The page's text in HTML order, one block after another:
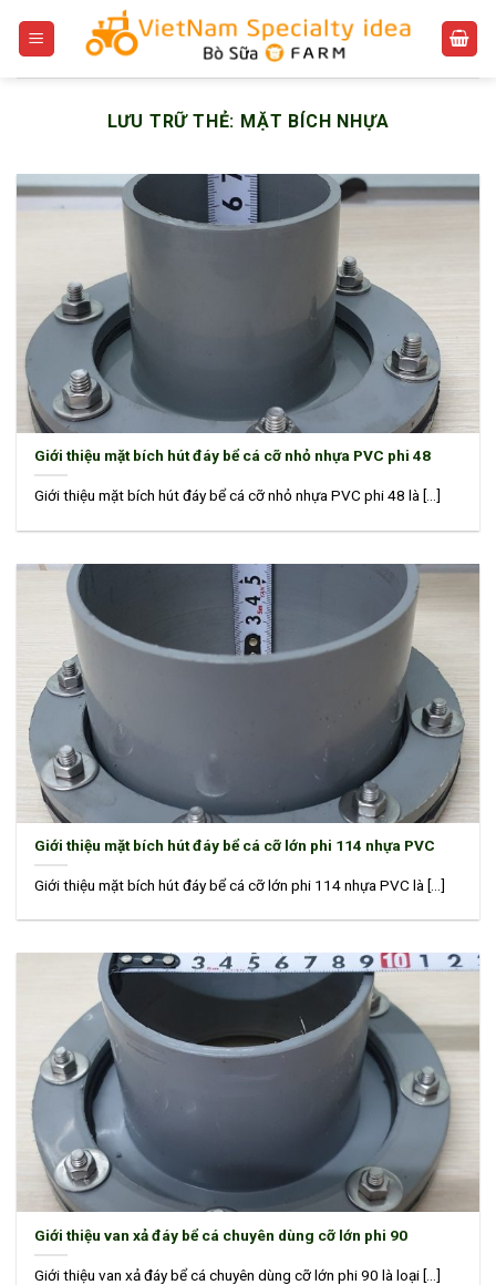
LƯU TRỮ THẺ: MẶT BÍCH NHỰA
Giới thiệu mặt bích hút đáy bể cá cỡ nhỏ nhựa PVC phi 48
Giới thiệu mặt bích hút đáy bể cá cỡ nhỏ nhựa PVC phi 48 là [...]
Giới thiệu mặt bích hút đáy bể cá cỡ lớn phi 114 nhựa PVC
Giới thiệu mặt bích hút đáy bể cá cỡ lớn phi 114 nhựa PVC là [...]
Giới thiệu van xả đáy bể cá chuyên dùng cỡ lớn phi 90
Giới thiệu van xả đáy bể cá chuyên dùng cỡ lớn phi 90 là loại [...]